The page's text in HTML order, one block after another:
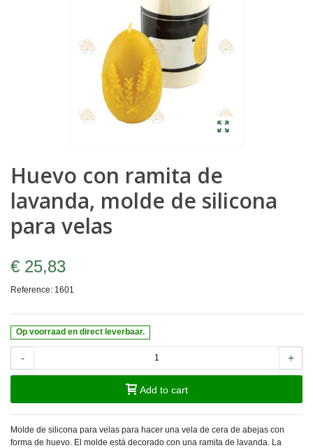
Huevo con ramita de
lavanda, molde de silicona
para velas
€ 25,83
Reference: 1601
Op voorraad en direct leverbaar.
- +
Add to cart
Molde de silicona para velas para hacer una vela de cera de abejas con
forma de huevo. El molde está decorado con una ramita de lavanda. La